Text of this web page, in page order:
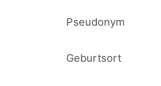
Pseudonym
Geburtsort